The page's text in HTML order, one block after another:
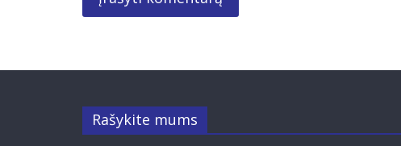
Rašykite mums